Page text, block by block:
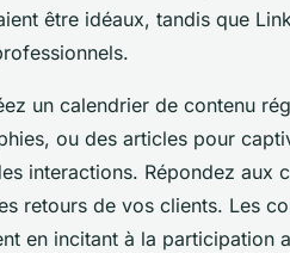
être idéaux, tandis que
un calendrier de contenu
ou des articles pour
interactions. Répondez aux
retours de vos clients. Les
en incitant à la participation